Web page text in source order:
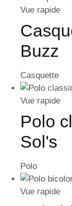
Vue rapide
Buzz
Casquette
Vue rapide
Polo
Sol's
Polo
Vue rapide